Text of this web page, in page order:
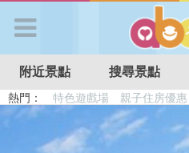
APP登入
首 頁
附近景點 搜尋景點
熱門： 特色遊戲場 親子住房優惠
溜滑梯民宿
觀光工廠